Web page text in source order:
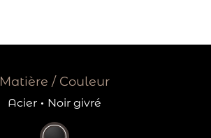
Matière / Couleur
Acier · Noir givré